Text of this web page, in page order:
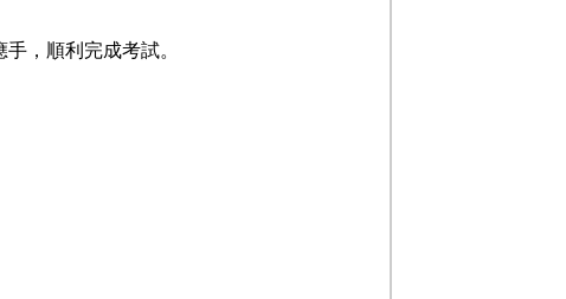
，順利完成考試。